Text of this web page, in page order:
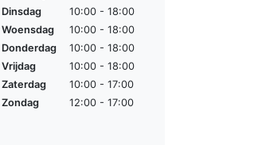
Dinsdag
10:00 - 18:00
Woensdag
10:00 - 18:00
Donderdag
10:00 - 18:00
Vrijdag
10:00 - 18:00
Zaterdag
10:00 - 17:00
Zondag
12:00 - 17:00